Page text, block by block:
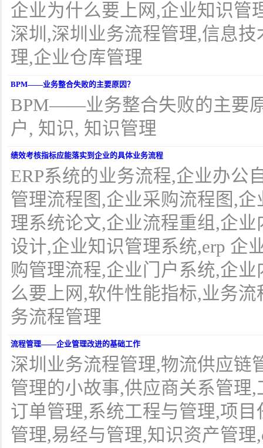
企业为什么要上网,企业知识管
深圳,深圳业务流程管理,信息
理,企业仓库管理
BPM——业务整合失败的主要原因？
BPM——业务整合失败的主要
户, 知识, 知识管理
绩效考核指标应能落实到企业的具体业务流程
ERP系统的业务流程,企业办公
管理流程图,企业采购流程图,
理系统论文,企业流程重组,企
设计,企业知识管理系统,erp 企
购管理流程,企业门户系统,企
么要上网,软件性能指标,业务
务流程管理
流程管理——企业管理改进的基础工作
深圳业务流程管理,物流供应链
管理的小故事,供应商关系管理
订单管理,系统工程与管理,项
管理,易经与管理,知识资产管理